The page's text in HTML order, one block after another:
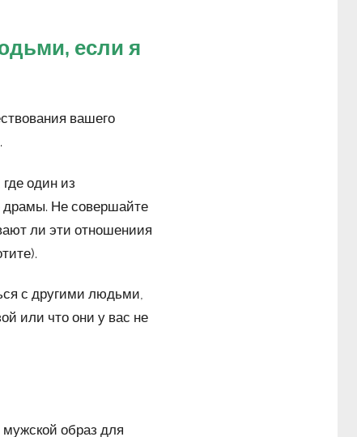
если я
вашего
один из
драмы. Не совершайте
ли эти отношениия
с другими людьми,
или что они у вас не
образ для